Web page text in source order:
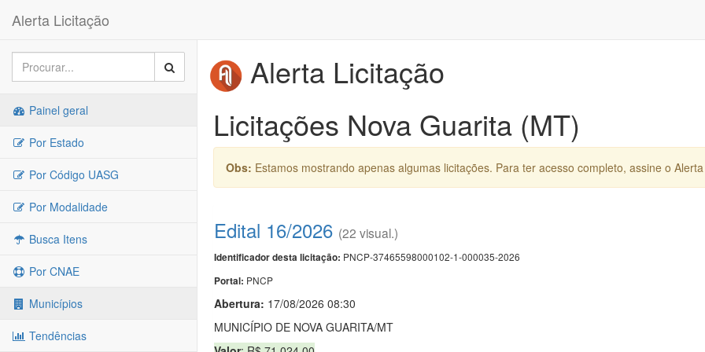
Alerta Licitação
Painel geral
Por Estado
Por Código UASG
Por Modalidade
Busca Itens
Por CNAE
Municípios
Tendências
Alerta Licitação
Licitações Nova Guarita (MT)
Obs: Estamos mostrando apenas algumas licitações. Para ter acesso completo, assine o
Edital 16/2026 (22 visual.)
Identificador desta licitação: PNCP-37465598000102-1-000035-2026
Portal: PNCP
Abertura: 17/08/2026 08:30
MUNICÍPIO DE NOVA GUARITA/MT